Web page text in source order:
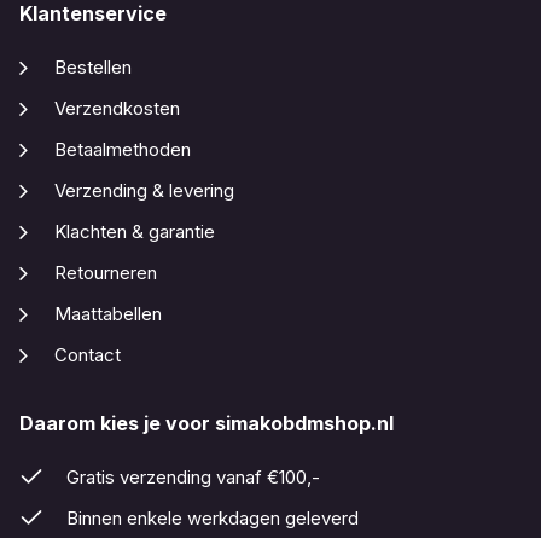
Klantenservice
Bestellen
Verzendkosten
Betaalmethoden
Verzending & levering
Klachten & garantie
Retourneren
Maattabellen
Contact
Daarom kies je voor simakobdmshop.nl
Gratis verzending vanaf €100,-
Binnen enkele werkdagen geleverd